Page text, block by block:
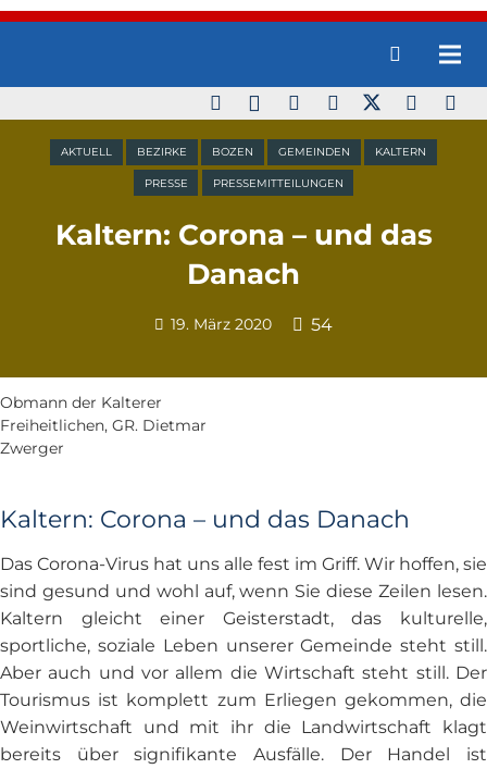
AKTUELL BEZIRKE BOZEN GEMEINDEN KALTERN
PRESSE PRESSEMITTEILUNGEN
Kaltern: Corona – und das
Danach
19. März 2020 54
Obmann der Kalterer
Freiheitlichen, GR. Dietmar
Zwerger
Kaltern: Corona – und das Danach
Das Corona-Virus hat uns alle fest im Griff. Wir hoffen, sie
sind gesund und wohl auf, wenn Sie diese Zeilen lesen.
Kaltern gleicht einer Geisterstadt, das kulturelle,
sportliche, soziale Leben unserer Gemeinde steht still.
Aber auch und vor allem die Wirtschaft steht still. Der
Tourismus ist komplett zum Erliegen gekommen, die
Weinwirtschaft und mit ihr die Landwirtschaft klagt
bereits über signifikante Ausfälle. Der Handel ist